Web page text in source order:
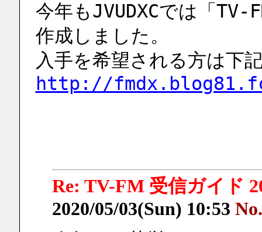
今年もJVUDXCでは「
作成しました。
入手を希望される方は下
http://
Re: TV-FM 受信ガイド
2020/05/03(Sun) 10:53